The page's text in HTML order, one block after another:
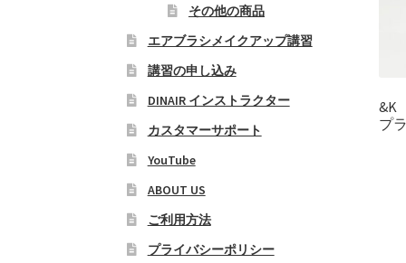
&K
プ
その他の商品
エアブラシメイクアップ講習
講習の申し込み
DINAIR インストラクター
カスタマーサポート
YouTube
ABOUT US
ご利用方法
プライバシーポリシー